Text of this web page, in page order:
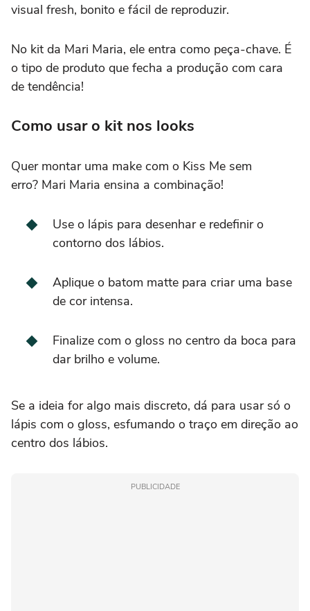
visual fresh, bonito e fácil de reproduzir.
No kit da Mari Maria, ele entra como peça-chave. É
o tipo de produto que fecha a produção com cara
de tendência!
Como usar o kit nos looks
Quer montar uma make com o Kiss Me sem
erro? Mari Maria ensina a combinação!
Use o lápis para desenhar e redefinir o
contorno dos lábios.
Aplique o batom matte para criar uma base
de cor intensa.
Finalize com o gloss no centro da boca para
dar brilho e volume.
Se a ideia for algo mais discreto, dá para usar só o
lápis com o gloss, esfumando o traço em direção ao
centro dos lábios.
PUBLICIDADE